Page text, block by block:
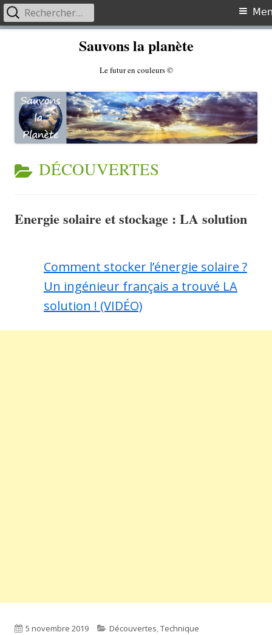
Sauvons la planète
Le futur en couleurs ©
Primary
Rechercher :
CATEGORY:
DÉCOUVERTES
Energie solaire et stockage : LA solution
Comment stocker l’énergie solaire ?
Un ingénieur français a trouvé LA
solution ! (VIDÉO)
Published
5 novembre 2019 Categories
Découvertes,Technique